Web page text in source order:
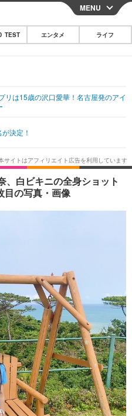
CLOSE
韓国・芸能
スポーツ
グルメ
ショッピング
MENU
TEST エンタメ ライフ
リは15歳の沢口愛華！名古屋発のアイ
決定！
、白ビキニの全身ショット
目の写真・画像